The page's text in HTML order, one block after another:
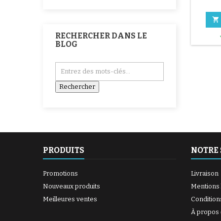
RECHERCHER DANS LE
BLOG

PRODUITS
Promotions
Nouveaux produits
Meilleures ventes
NOTRE
Livraison
Mentions
À propos